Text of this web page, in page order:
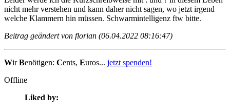
nicht mehr verstehen und kann daher nicht sagen, wo jetzt irgend
welche Klammern hin müssen. Schwarmintelligenz ftw bitte.
Beitrag geändert von florian (06.04.2022 08:16:47)
WirBenötigen: Cents, Euros... jetzt spenden!
Offline
Liked by: